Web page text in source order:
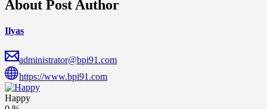
About Post Author
Ilyas
administrator@bpi91.com
https://www.bpi91.com
Happy